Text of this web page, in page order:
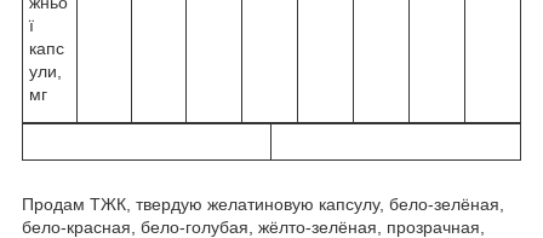
ї
капс
ули,
мг
Продам ТЖК, твердую желатиновую капсулу, бело-зелёная,
бело-красная, бело-голубая, жёлто-зелёная, прозрачная,